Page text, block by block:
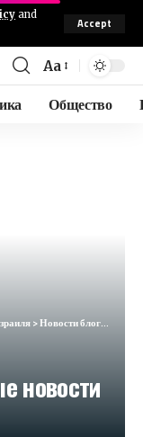
and
Accept
Aa
Общество
>Новости блогосферы
новости